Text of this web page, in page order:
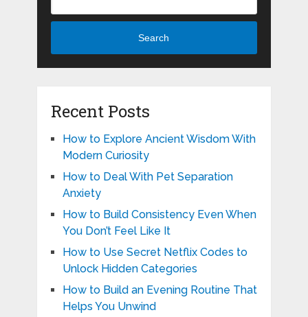
Search
Recent Posts
How to Explore Ancient Wisdom With
Modern Curiosity
How to Deal With Pet Separation
Anxiety
How to Build Consistency Even When
You Don’t Feel Like It
How to Use Secret Netflix Codes to
Unlock Hidden Categories
How to Build an Evening Routine That
Helps You Unwind